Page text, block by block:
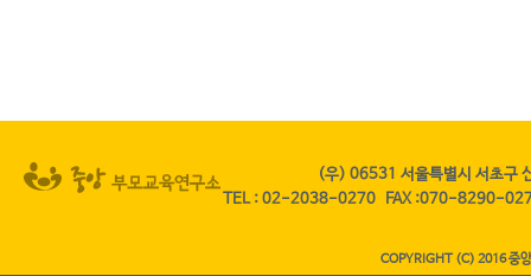
(우) 06531 서울특별시 서초구
TEL: 02-2038-0270 FAX:070-8290-
COPYRIGHT (C) 2016 중